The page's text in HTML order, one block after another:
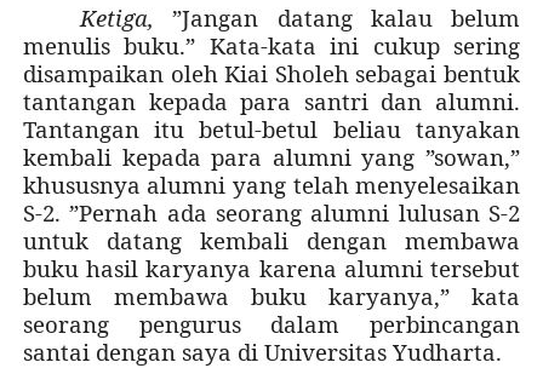
Ketiga,”Jangan datang kalau belum
menulis buku.” Kata-kata ini cukup sering
disampaikan oleh Kiai Sholeh sebagai bentuk
tantangan kepada para santri dan alumni.
Tantangan itu betul-betul beliau tanyakan
kembali kepada para alumni yang ”sowan,”
khususnya alumni yang telah menyelesaikan
S-2. ”Pernah ada seorang alumni lulusan S-2
untuk datang kembali dengan membawa
buku hasil karyanya karena alumni tersebut
belum membawa buku karyanya,” kata
seorang pengurus dalam perbincangan
santai dengan saya di Universitas Yudharta.